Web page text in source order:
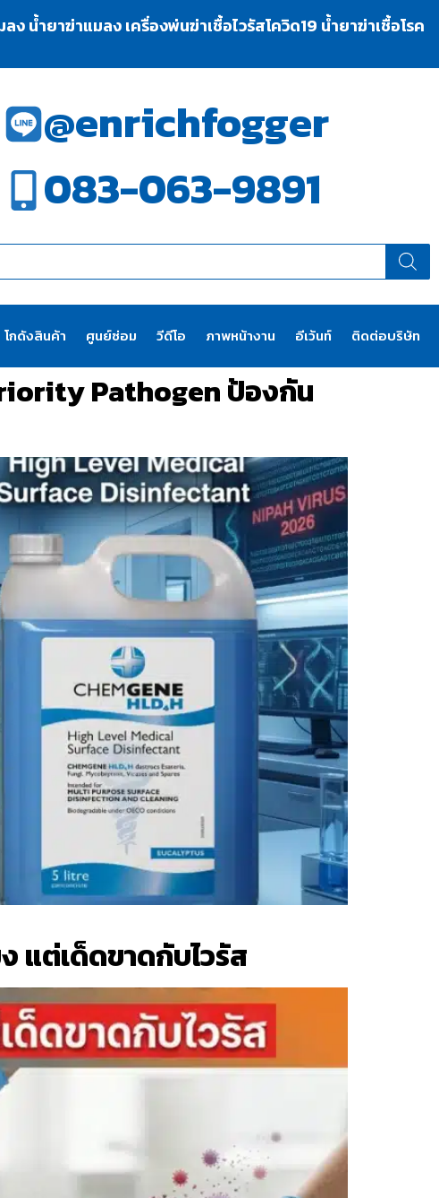
น้ำยาฆ่าแมลง เครื่องพ่นฆ่าเชื้อไวรัสโควิด19 น้ำยาฆ่าเชื้อโรค
@enrichfogger
083-063-9891
โกดังสินค้า ศูนย์ซ่อม วีดีโอ ภาพหน้างาน อีเว้นท์ ติดต่อบริษัท
Pathogen ป้องกัน
แต่เด็ดขาดกับไวรัส